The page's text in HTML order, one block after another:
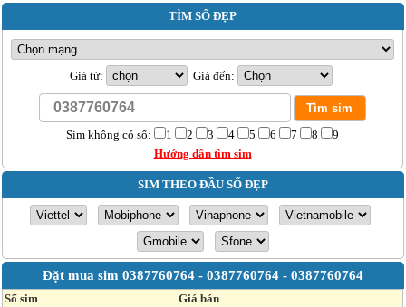
TÌM SỐ ĐẸP
Giá từ: Giá đến:
Sim không có số: 1 2 3 4 5 6 7 8
9
Hướng dẫn tìm sim
SIM THEO ĐẦU SỐ ĐẸP
Đặt mua sim 0387760764 - 0387760764 - 0387760764
Số sim Giá bán